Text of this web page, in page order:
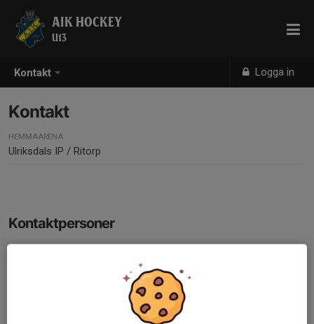
Kontakt Logga in
AIK HOCKEY
U13
Kontakt
HEMMAARENA
Ulriksdals IP / Ritorp
Kontaktpersoner
Helmer Svensson
helmer.svensson@gmail.com